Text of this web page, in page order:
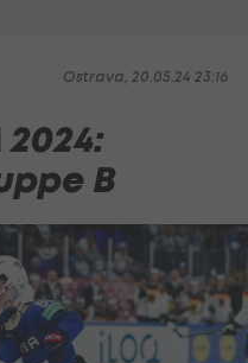
Ostrava, 20.05.24 23:16
B